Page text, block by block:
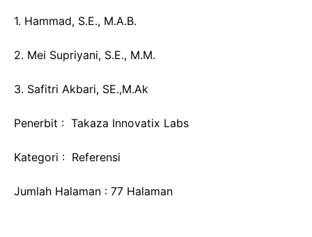
1. Hammad, S.E., M.A.B.
2. Mei Supriyani, S.E., M.M.
3. Safitri Akbari, SE.,M.Ak
Penerbit : Takaza Innovatix Labs
Kategori : Referensi
Jumlah Halaman : 77 Halaman